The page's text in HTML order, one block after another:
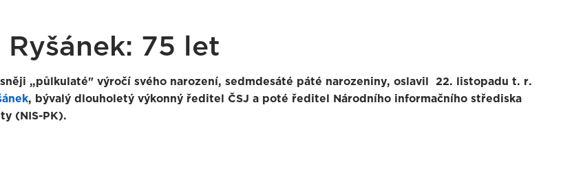
Ryšánek: 75 let
„půlkulaté" výročí svého narození, sedmdesáté páté narozeniny, oslavil 22. listopadu t. r.
, bývalý dlouholetý výkonný ředitel ČSJ a poté ředitel Národního informačního střediska
(NIS-PK).